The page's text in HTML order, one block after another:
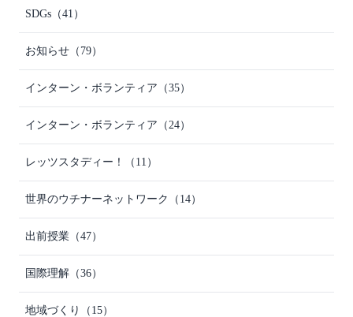
SDGs （41）
お知らせ （79）
インターン・ボランティア （35）
インターン・ボランティア （24）
レッツスタディー！ （11）
世界のウチナーネットワーク （14）
出前授業 （47）
国際理解 （36）
地域づくり （15）